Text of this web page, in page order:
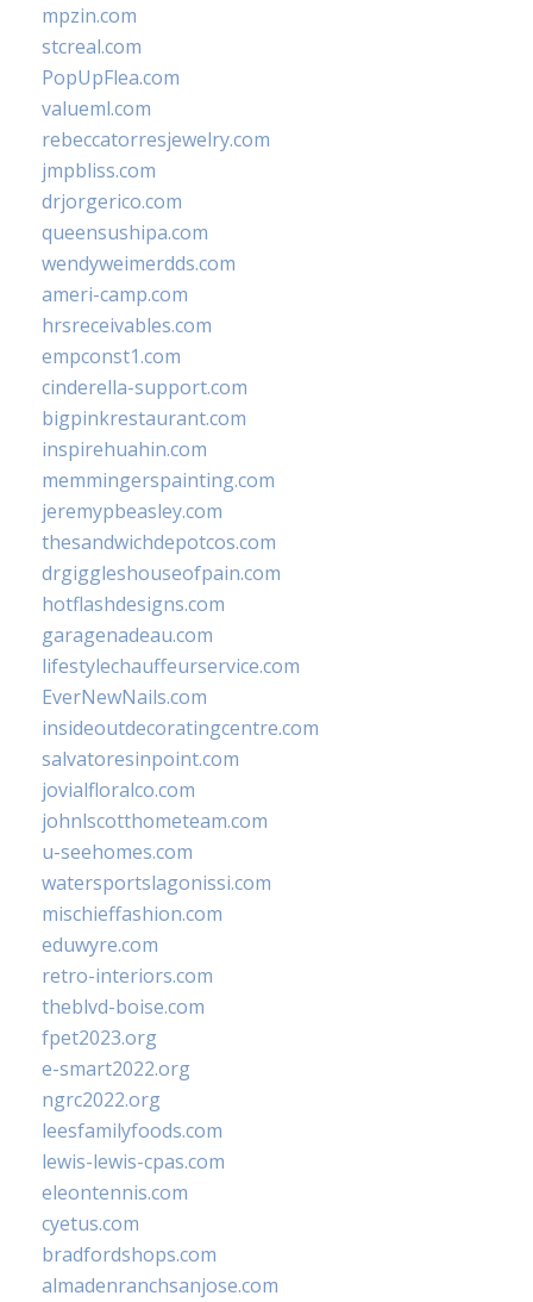
mpzin.com
stcreal.com
PopUpFlea.com
valueml.com
rebeccatorresjewelry.com
jmpbliss.com
drjorgerico.com
queensushipa.com
wendyweimerdds.com
ameri-camp.com
hrsreceivables.com
empconst1.com
cinderella-support.com
bigpinkrestaurant.com
inspirehuahin.com
memmingerspainting.com
jeremypbeasley.com
thesandwichdepotcos.com
drgiggleshouseofpain.com
hotflashdesigns.com
garagenadeau.com
lifestylechauffeurservice.com
EverNewNails.com
insideoutdecoratingcentre.com
salvatoresinpoint.com
jovialfloralco.com
johnlscotthometeam.com
u-seehomes.com
watersportslagonissi.com
mischieffashion.com
eduwyre.com
retro-interiors.com
theblvd-boise.com
fpet2023.org
e-smart2022.org
ngrc2022.org
leesfamilyfoods.com
lewis-lewis-cpas.com
eleontennis.com
cyetus.com
bradfordshops.com
almadenranchsanjose.com